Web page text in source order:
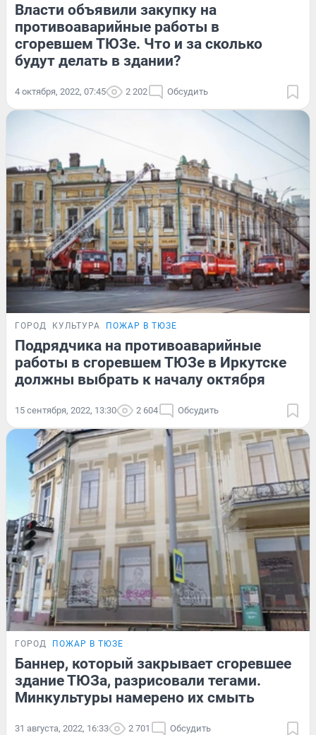
Власти объявили закупку на
противоаварийные работы в
сгоревшем ТЮЗе. Что и за сколько
будут делать в здании?
4 октября, 2022, 07:45 2 202 Обсудить
ГОРОД КУЛЬТУРА ПОЖАР В ТЮЗЕ
Подрядчика на противоаварийные
работы в сгоревшем ТЮЗе в Иркутске
должны выбрать к началу октября
15 сентября, 2022, 13:30 2 604 Обсудить
ГОРОД ПОЖАР В ТЮЗЕ
Баннер, который закрывает сгоревшее
здание ТЮЗа, разрисовали тегами.
Минкультуры намерено их смыть
31 августа, 2022, 16:33 2 701 Обсудить